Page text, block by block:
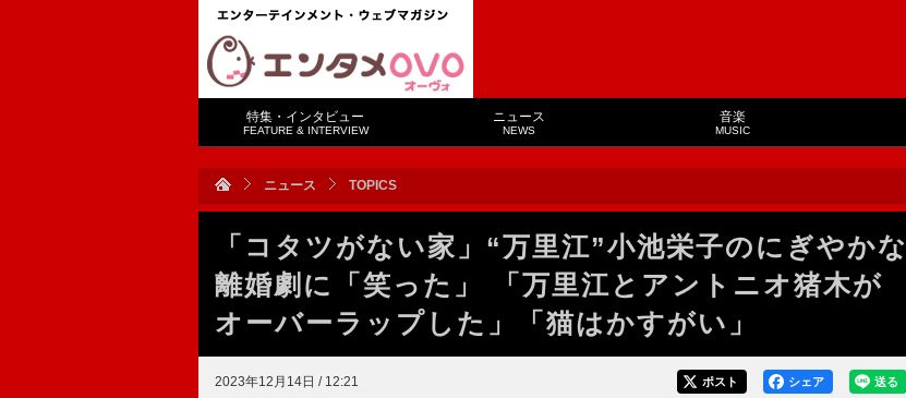
特集・インタビュー
FEATURE & INTERVIEW
ニュース
NEWS
音楽
MUSIC
ニュース TOPICS
「コタツがない家」“万里江”小池栄子のにぎやかな
離婚劇に「笑った」 「万里江とアントニオ猪木が
オーバーラップした」「猫はかすがい」
2023年12月14日 / 12:21 送る
シェア
ポスト